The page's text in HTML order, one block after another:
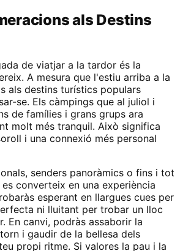
als Destins
de viatjar a la tardor és la
A mesura que l'estiu arriba a la
als destins turístics populars
se. Els càmpings que al juliol i
de famílies i grans grups ara
molt més tranquil. Això significa
i una connexió més personal
senders panoràmics o fins i tot
converteix en una experiència
esperant en llargues cues per
ni lluitant per trobar un lloc
En canvi, podràs assaborir la
i gaudir de la bellesa dels
propi ritme. Si valores la pau i la